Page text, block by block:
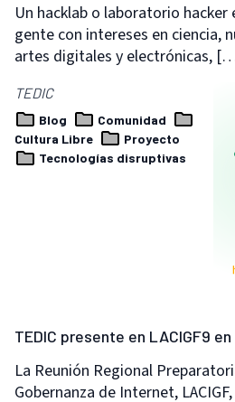
Un hacklab o laboratorio hacker
gente con intereses en ciencia,
artes digitales y electrónicas,
TEDIC
Blog
Comunidad
Cultura Libre
Proyecto
Tecnologías disruptivas
TEDIC presente en LACIGF9
La Reunión Regional
Gobernanza de Internet,